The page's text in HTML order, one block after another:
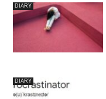
DIARY
DIARY